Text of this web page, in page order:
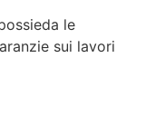
le
sui lavori